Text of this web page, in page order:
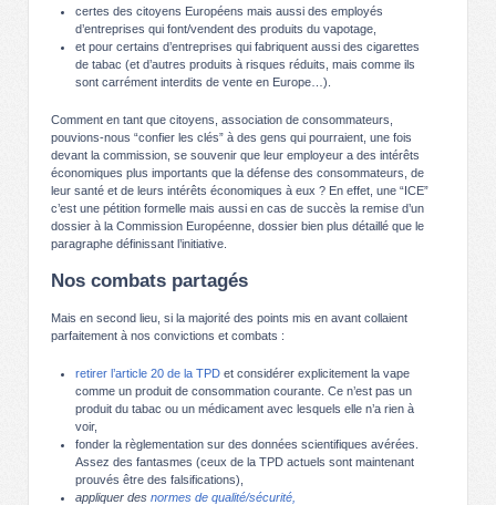
certes des citoyens Européens mais aussi des employés
d’entreprises qui font/vendent des produits du vapotage,
et pour certains d’entreprises qui fabriquent aussi des cigarettes
de tabac (et d’autres produits à risques réduits, mais comme ils
sont carrément interdits de vente en Europe…).
Comment en tant que citoyens, association de consommateurs,
pouvions-nous “confier les clés” à des gens qui pourraient, une fois
devant la commission, se souvenir que leur employeur a des intérêts
économiques plus importants que la défense des consommateurs, de
leur santé et de leurs intérêts économiques à eux ? En effet, une “ICE”
c’est une pétition formelle mais aussi en cas de succès la remise d’un
dossier à la Commission Européenne, dossier bien plus détaillé que le
paragraphe définissant l’initiative.
Nos combats partagés
Mais en second lieu, si la majorité des points mis en avant collaient
parfaitement à nos convictions et combats :
retirer l’article 20 de la TPD et considérer explicitement la vape
comme un produit de consommation courante. Ce n’est pas un
produit du tabac ou un médicament avec lesquels elle n’a rien à
voir,
fonder la règlementation sur des données scientifiques avérées.
Assez des fantasmes (ceux de la TPD actuels sont maintenant
prouvés être des falsifications),
appliquer des normes de qualité/sécurité,